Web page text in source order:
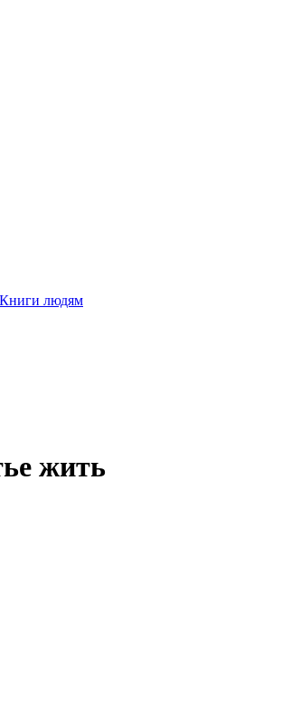
Книги людям
жить